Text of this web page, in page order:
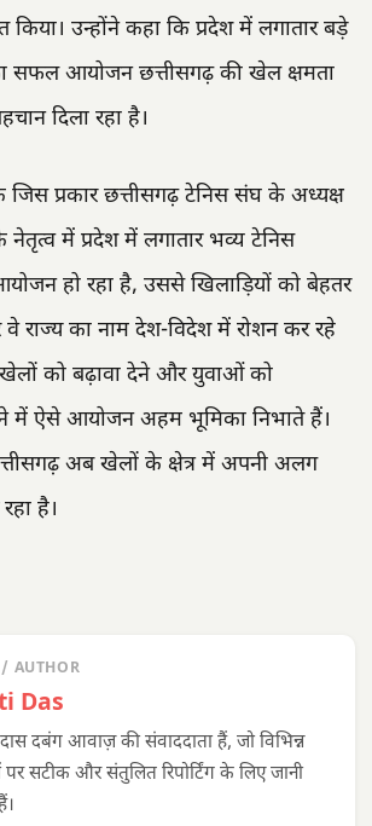
किया। उन्होंने कहा कि प्रदेश में लगातार बड़े
सफल आयोजन छत्तीसगढ़ की खेल क्षमता
दिला रहा है।
प्रकार छत्तीसगढ़ टेनिस संघ के अध्यक्ष
नेतृत्व में प्रदेश में लगातार भव्य टेनिस
हो रहा है, उससे खिलाड़ियों को बेहतर
राज्य का नाम देश-विदेश में रोशन कर रहे
खेलों को बढ़ावा देने और युवाओं को
में ऐसे आयोजन अहम भूमिका निभाते हैं।
अब खेलों के क्षेत्र में अपनी अलग
है।
AUTHOR
Das
दास दबंग आवाज़ की संवाददाता हैं, जो विभिन्न
पर सटीक और संतुलित रिपोर्टिंग के लिए जानी